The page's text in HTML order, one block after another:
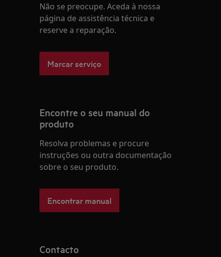
Não se preocupe. Aceda à nossa
página de assistência técnica e
reserve a reparação.
Marcar serviço
Encontre o seu manual do
produto
Resolva problemas e procure
instruções ou outra documentação
sobre o seu produto.
Encontrar manual
Contacto